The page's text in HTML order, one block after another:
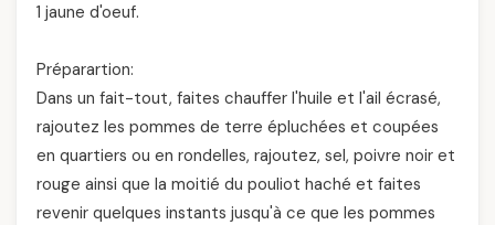
1 jaune d'oeuf.
Préparartion:
Dans un fait-tout, faites chauffer l'huile et l'ail écrasé,
rajoutez les pommes de terre épluchées et coupées
en quartiers ou en rondelles, rajoutez, sel, poivre noir et
rouge ainsi que la moitié du pouliot haché et faites
revenir quelques instants jusqu'à ce que les pommes